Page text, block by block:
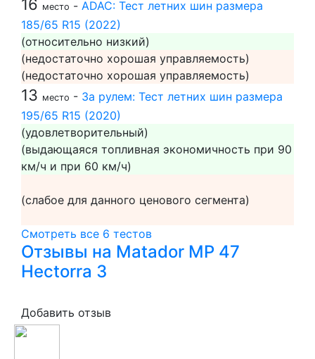
16 место - ADAC: Тест летних шин размера
185/65 R15 (2022)
(относительно низкий)
(недостаточно хорошая управляемость)
(недостаточно хорошая управляемость)
13 место - За рулем: Тест летних шин размера
195/65 R15 (2020)
(удовлетворительный)
(выдающаяся топливная экономичность при 90
км/ч и при 60 км/ч)
(слабое для данного ценового сегмента)
Смотреть все 6 тестов
Отзывы на Matador MP 47
Hectorra 3
Добавить отзыв